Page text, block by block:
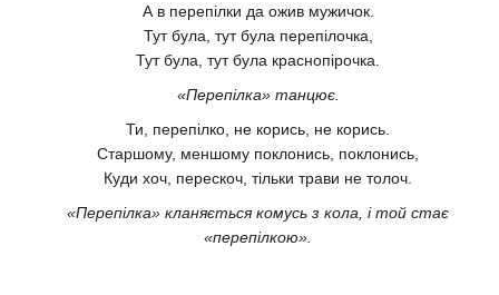
А в перепілки да ожив мужичок.
Тут була, тут була перепілочка,
Тут була, тут була краснопірочка.
«Перепілка» танцює.
Ти, перепілко, не корись, не корись.
Старшому, меншому поклонись, поклонись,
Куди хоч, перескоч, тільки трави не толоч.
«Перепілка» кланяється комусь з кола, і той стає
«перепілкою».